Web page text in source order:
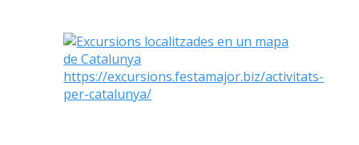
https://excursions.festamajor.biz/activitats-
per-catalunya/